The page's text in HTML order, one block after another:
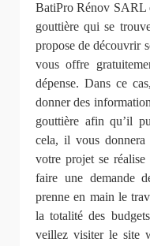
BatiPro Rénov SARL
gouttière qui se
propose de découvrir
vous offre
dépense. Dans ce
donner des
gouttière afin qu’il
cela, il vous
votre projet se réalise
faire une demande
prenne en main le
la totalité des
veillez visiter le site